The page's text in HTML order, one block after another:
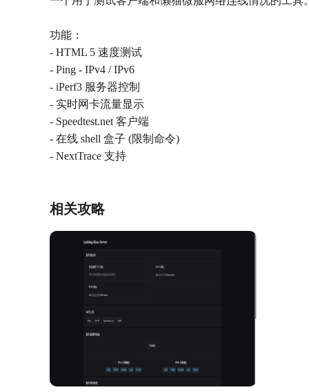
功能：
- HTML 5 速度测试
- Ping - IPv4 / IPv6
- iPerf3 服务器控制
- 实时网卡流量显示
- Speedtest.net 客户端
- 在线 shell 盒子 (限制命令)
- NextTrace 支持
相关攻略